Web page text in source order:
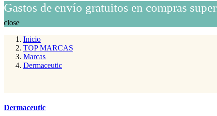
Gastos de envío gratuitos en compras
close
Inicio
TOP MARCAS
Marcas
Dermaceutic
Dermaceutic